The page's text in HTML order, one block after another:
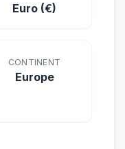
Euro (€)
CONTINENT
Europe